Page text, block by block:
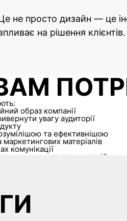
не просто дизайн — це
на рішення клієнтів.
образ компанії
увагу аудиторії
та ефективнішою
матеріалів
комунікації
мереж та презентацій